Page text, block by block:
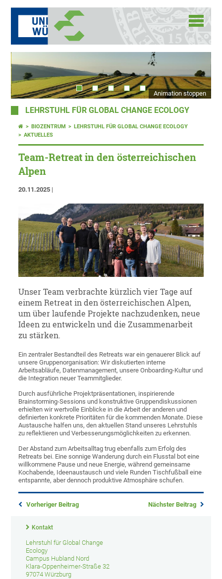
Animation stoppen
LEHRSTUHL FÜR GLOBAL CHANGE ECOLOGY
BIOZENTRUM
LEHRSTUHL FÜR GLOBAL CHANGE ECOLOGY
AKTUELLES
Team-Retreat in den österreichischen
Alpen
20.11.2025 |
Unser Team verbrachte kürzlich vier Tage auf
einem Retreat in den österreichischen Alpen,
um über laufende Projekte nachzudenken, neue
Ideen zu entwickeln und die Zusammenarbeit
zu stärken.
Ein zentraler Bestandteil des Retreats war ein genauerer Blick auf
unsere Gruppenorganisation: Wir diskutierten interne
Arbeitsabläufe, Datenmanagement, unsere Onboarding-Kultur und
die Integration neuer Teammitglieder.
Durch ausführliche Projektpräsentationen, inspirierende
Brainstorming-Sessions und konstruktive Gruppendiskussionen
erhielten wir wertvolle Einblicke in die Arbeit der anderen und
definierten konkrete Prioritäten für die kommenden Monate. Diese
Austausche halfen uns, den aktuellen Stand unseres Lehrstuhls
zu reflektieren und Verbesserungsmöglichkeiten zu erkennen.
Der Abstand zum Arbeitsalltag trug ebenfalls zum Erfolg des
Retreats bei. Eine sonnige Wanderung durch ein Flusstal bot eine
willkommene Pause und neue Energie, während gemeinsame
Kochabende, Ideenaustausch und viele Runden Tischfußball eine
entspannte, aber dennoch produktive Atmosphäre schufen.
Vorheriger Beitrag Nächster Beitrag
Kontakt
Lehrstuhl für Global Change
Ecology
Campus Hubland Nord
Klara-Oppenheimer-Straße 32
97074 Würzburg